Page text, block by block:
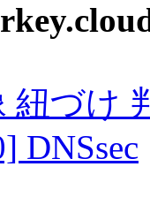
紐づけ
DNSsec